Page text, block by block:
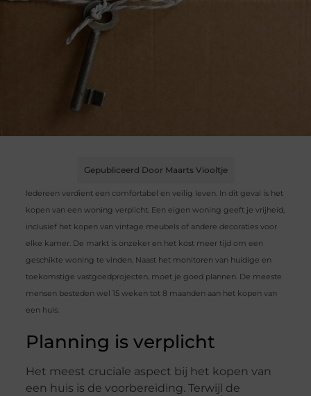
Gepubliceerd Door Maarts Viooltje
Iedereen verdient een comfortabel en veilig leven. In dit geval is het
kopen van een woning verplicht. Een eigen woning geeft je vrijheid,
inclusief het kopen van vintage meubels of andere decoraties voor
elke kamer. De markt is onzeker en het kost meer tijd om een
geschikte woning te vinden. Naast het monitoren van huidige en
toekomstige vastgoedprojecten, moet je goed plannen. De meeste
mensen besteden wel 15 weken tot 8 maanden aan het kopen van
een huis.
Planning is verplicht
Het meest cruciale aspect bij het kopen van
een huis is de voorbereiding. Terwijl de